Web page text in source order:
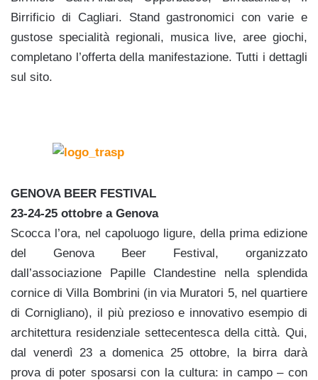
Birrificio di Cagliari. Stand gastronomici con varie e
gustose specialità regionali, musica live, aree giochi,
completano l’offerta della manifestazione. Tutti i dettagli
sul sito.
GENOVA BEER FESTIVAL
23-24-25 ottobre a Genova
Scocca l’ora, nel capoluogo ligure, della prima edizione
del Genova Beer Festival, organizzato
dall’associazione Papille Clandestine nella splendida
cornice di Villa Bombrini (in via Muratori 5, nel quartiere
di Cornigliano), il più prezioso e innovativo esempio di
architettura residenziale settecentesca della città. Qui,
dal venerdì 23 a domenica 25 ottobre, la birra darà
prova di poter sposarsi con la cultura: in campo – con